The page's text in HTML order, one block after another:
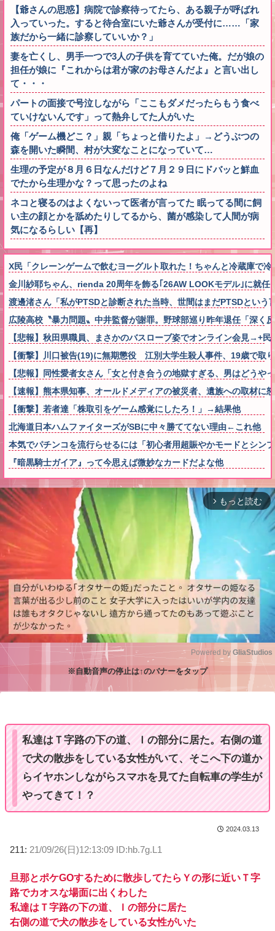
【爺さんの思惑】病院で診察待ってたら、ある親子が呼ばれ
入っていった。すると待合室にいた爺さんが受付に……「家
族だから一緒に診察していいか？」
妻を亡くし、男手一つで3人の子供を育てていた俺。だが娘の
担任が娘に『これからは君が家のお母さんだよ』と言い出し
て・・・
パートの面接で号泣しながら「ここもダメだったらもう食べ
ていけないんです」って熱弁してた人がいた
俺「ゲーム機どこ？」親「ちょっと借りたよ」→どうぶつの
森を開いた瞬間、村が大変なことになっていて…
生理の予定が８月６日なんだけど７月２９日にドバッと鮮血
でたから生理かな？って思ったのよね
ネコと寝るのはよくないって医者が言ってた 眠ってる間に飼
い主の顔とかを舐めたりしてるから、菌が感染して人間が病
気になるらしい【再】
X民「クレーンゲームで飲むヨーグルト取れた！ちゃんと冷蔵庫で
金川紗耶ちゃん、rienda 20周年を飾る｢26AW LOOKモデル｣に就任
渡邊渚さん「私がPTSDと診断された当時、世間はまだPTSDという
広陵高校〝暴力問題〟中井監督が謝罪。野球部巡り昨年退任「深く
【悲報】秋田県職員、まさかのバスローブ姿でオンライン会見→+
【衝撃】川口被告(19)に無期懲役 江別大学生殺人事件、19歳で取
【悲報】同性愛者女さん「女と付き合うの地獄すぎる、男はどう
【速報】熊本県知事、オールドメディアの被災者、遺族への取材に
【衝撃】若者達「株取引をゲーム感覚にしたろ！」→結果他
北海道日本ハムファイターズがSBに中々勝ててない理由←これ他
本気でパチンコを流行らせるには「初心者用超賑やかモードとシン
『暗黒騎士ガイア』って今思えば微妙なカードだよな他
arrow_forward_ios もっと読む
Powered by GliaStudios
※自動音声の停止は↑のバナーをタップ
私達はＴ字路の下の道、Ｉの部分に居た。右側の道
で犬の散歩をしている女性がいて、そこへ下の道か
らイヤホンしながらスマホを見てた自転車の学生が
やってきて！？
2024.03.13
211: 21/09/26(日)12:13:09 ID:hb.7g.L1
旦那とポケGOするために散歩してたらＹの形に近いＴ字
路でカオスな場面に出くわした
私達はＴ字路の下の道、Ｉの部分に居た
右側の道で犬の散歩をしている女性がいた